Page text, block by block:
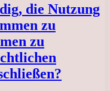
die Nutzung
zu
zu